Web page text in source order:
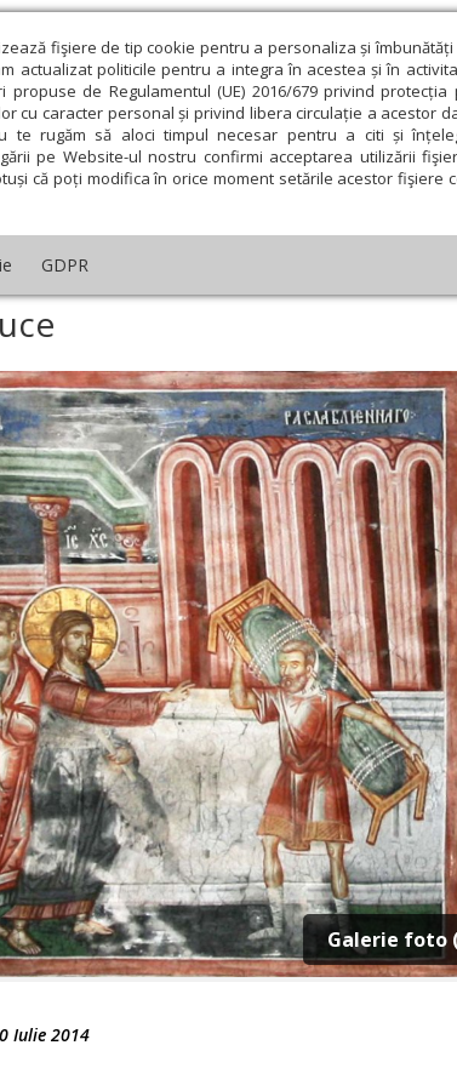
fişiere de tip cookie pentru a personaliza și
actualizat politicile pentru a integra în acestea și în
propuse de Regulamentul (UE) 2016/679 privind
cu caracter personal și privind libera circulație a acestor
te rugăm să aloci timpul necesar pentru a citi și
pe Website-ul nostru confirmi acceptarea utilizării
că poți modifica în orice moment setările acestor fişiere
GDPR
Teologie și spiritualitate Educaţie și Cultură
Editorial Repere și idei Pilda
patul devine cruce
Galerie foto
Iulie 2014
Februarie Martie Aprilie Mai